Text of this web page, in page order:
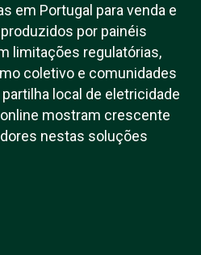
em Portugal para venda e
por painéis
limitações regulatórias,
coletivo e comunidades
local de eletricidade
mostram crescente
nestas soluções